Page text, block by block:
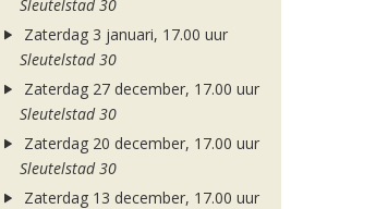
Sleutelstad 30
Zaterdag 3 januari, 17.00 uur
Sleutelstad 30
Zaterdag 27 december, 17.00 uur
Sleutelstad 30
Zaterdag 20 december, 17.00 uur
Sleutelstad 30
Zaterdag 13 december, 17.00 uur